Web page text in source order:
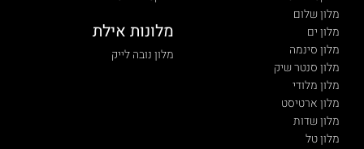
מלון שלום
מלון ים
מלון סינמה
מלון סנטר שיק
מלון מלודי
מלון ארטיסט
מלון שדות
מלון טל
מלונות אילת
מלון נובה לייק